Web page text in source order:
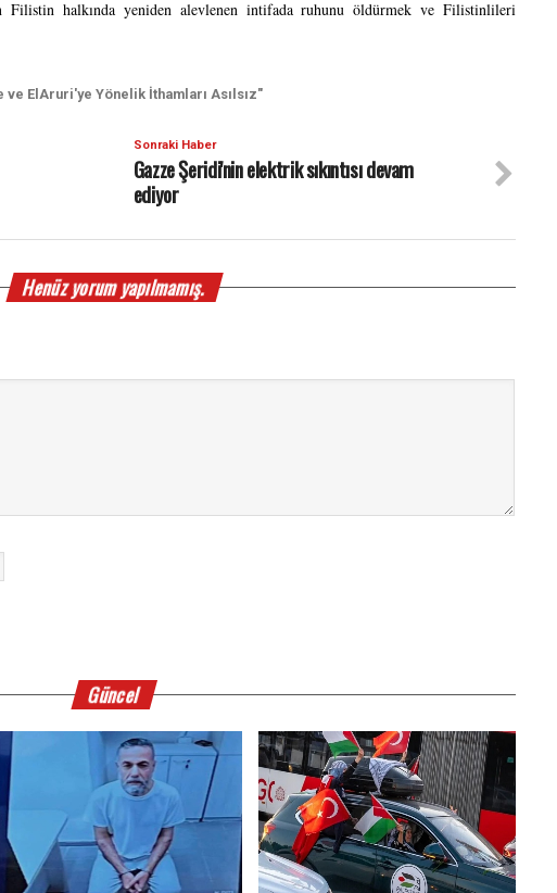
Filistin halkında yeniden alevlenen intifada ruhunu öldürmek ve Filistinlileri
ElAruri'ye Yönelik İthamları Asılsız"
Sonraki Haber
Gazze Şeridi'nin elektrik sıkıntısı devam
ediyor
Henüz yorum yapılmamış.
Güncel